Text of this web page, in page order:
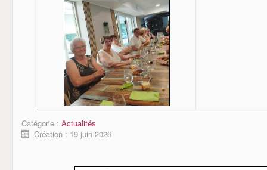
Catégorie : Actualités
Création : 19 juin 2026